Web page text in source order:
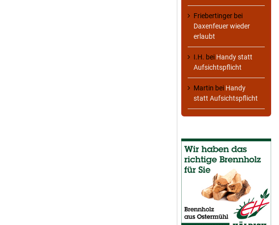
Friebertinger bei
Daxenfeuer wieder
erlaubt
I.H. bei Handy statt
Aufsichtspflicht
Martin bei Handy
statt Aufsichtspflicht